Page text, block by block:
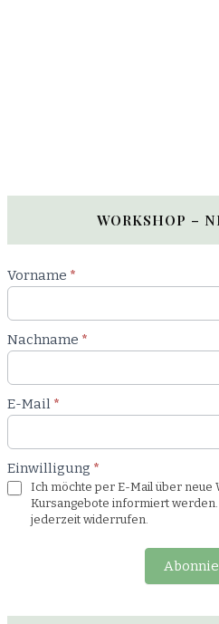
WORKSHOP –
Newsletter
Workshop
Vorname *
Nachname *
E-Mail *
Einwilligung *
Ich möchte per E-Mail über neue
Kursangebote informiert werden.
jederzeit widerrufen.